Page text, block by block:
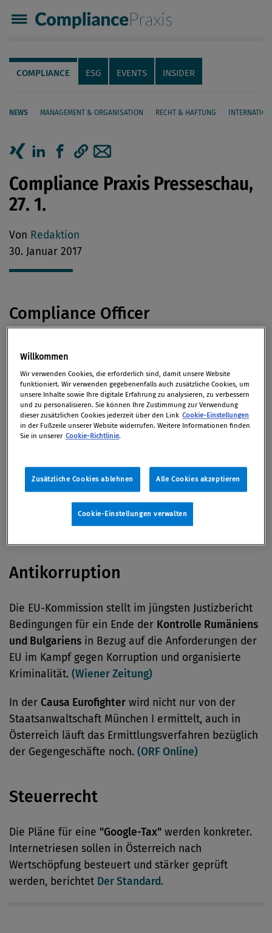
Compliance Praxis
Servicenavigation
Navigation
COMPLIANCE ESG EVENTS INSIDER
NEWS MANAGEMENT & ORGANISATION RECHT & HAFTUNG
Seiteninhalt
Artikel auf Xing teilen
Artikel auf linkedIn teilen
Artikel auf Facebook teilen
Artikellink kopieren
Artikel per Mail teilen
Compliance Praxis Presseschau,
27. 1.
Von Redaktion
30. Januar 2017
Compliance Officer
Christine Hohmann-Dennhardt
verlässt sie den Konzern völlig überraschend - nach
nur einem Jahr im Amt, so u.a.Spiegel Online.
Managerhaftung
Der Elektroautohersteller Tesla wirft demfrüheren
Topmanagerhinter seinem Fahrassistenten
„Autopilot“ vor Gericht Geheimnisdiebstahl vor, so
Antikorruption
Die EU-Kommission stellt im jüngsten Justizbericht
Bedingungen für ein Ende der Kontrolle Rumäniens
und Bulgariens in Bezug auf die Anforderungen der
EU im Kampf gegen Korruption und organisierte
Kriminalität. (Wiener Zeitung)
In der Causa Eurofighter wird nicht nur von der
Staatsanwaltschaft München I ermittelt, auch in
Österreich läuft das Ermittlungsverfahren bezüglich
der Gegengeschäfte noch. (ORF Online)
Steuerrecht
Die Pläne für eine "Google-Tax" werden konkreter.
Internetriesen sollen in Österreich nach
Wertschöpfung besteuert und stärker geprüft
werden, berichtet Der Standard.
Willkommen
Wir verwenden Cookies, die erforderlich sind, damit unsere Website
funktioniert. Wir verwenden gegebenenfalls auch zusätzliche Cookies, um
unsere Inhalte sowie Ihre digitale Erfahrung zu analysieren, zu verbessern
und zu personalisieren. Sie können Ihre Zustimmung zur Verwendung
dieser zusätzlichen Cookies jederzeit über den Link Cookie-Einstellungen
in der Fußzeile unserer Website widerrufen. Weitere Informationen finden
Sie in unserer Cookie-Richtlinie.
Zusätzliche Cookies ablehnen Alle Cookies akzeptieren
Cookie-Einstellungen verwalten